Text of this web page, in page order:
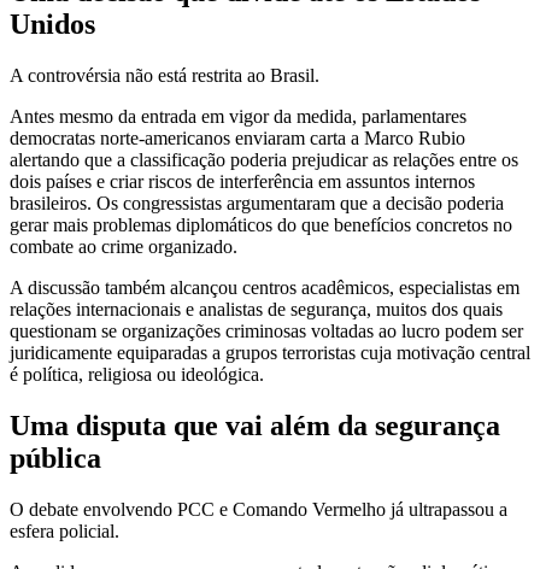
Unidos
A controvérsia não está restrita ao Brasil.
Antes mesmo da entrada em vigor da medida, parlamentares
democratas norte-americanos enviaram carta a Marco Rubio
alertando que a classificação poderia prejudicar as relações entre os
dois países e criar riscos de interferência em assuntos internos
brasileiros. Os congressistas argumentaram que a decisão poderia
gerar mais problemas diplomáticos do que benefícios concretos no
combate ao crime organizado.
A discussão também alcançou centros acadêmicos, especialistas em
relações internacionais e analistas de segurança, muitos dos quais
questionam se organizações criminosas voltadas ao lucro podem ser
juridicamente equiparadas a grupos terroristas cuja motivação central
é política, religiosa ou ideológica.
Uma disputa que vai além da segurança
pública
O debate envolvendo PCC e Comando Vermelho já ultrapassou a
esfera policial.